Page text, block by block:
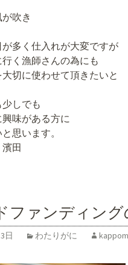
吹き
多く仕入れが大変ですが
く漁師さんの為にも
切に使わせて頂きたいと
しでも
味がある方に
思います。
田
ファンディン
日 わたりがに